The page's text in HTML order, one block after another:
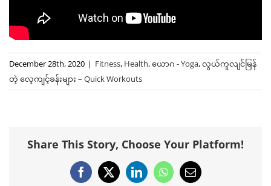
December 28th, 2020 | Fitness, Health,ယောဂ - Yoga,လွယ်ကူလျင်မြန်
တဲ့ ‌လေ့ကျင့်ခန်းများ – Quick Workouts
Share This Story, Choose Your Platform!
Facebook
X LinkedInWhatsApp
Email